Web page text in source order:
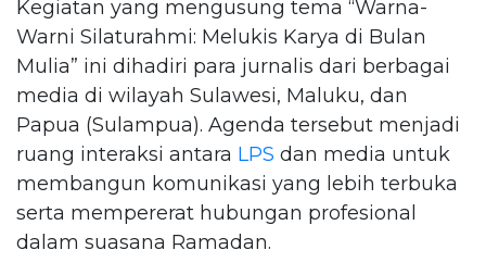
Kegiatan yang mengusung tema “Warna-
Warni Silaturahmi: Melukis Karya di Bulan
Mulia” ini dihadiri para jurnalis dari berbagai
media di wilayah Sulawesi, Maluku, dan
Papua (Sulampua). Agenda tersebut menjadi
ruang interaksi antara LPS dan media untuk
membangun komunikasi yang lebih terbuka
serta mempererat hubungan profesional
dalam suasana Ramadan.